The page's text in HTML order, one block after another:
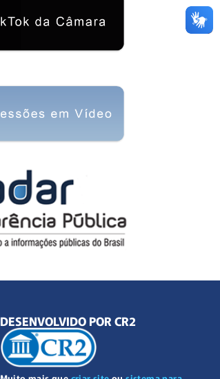
DESENVOLVIDO POR CR2